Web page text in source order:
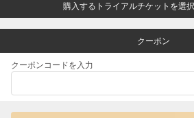
購入するトライアルチケットを選
クーポン
クーポンコードを入力